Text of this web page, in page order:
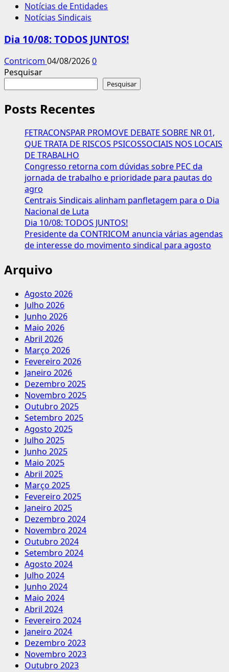
Notícias de Entidades
Notícias Sindicais
Dia 10/08: TODOS JUNTOS!
Contricom 04/08/20260
Pesquisar
Pesquisar
Posts Recentes
FETRACONSPAR PROMOVE DEBATE SOBRE NR 01,
QUE TRATA DE RISCOS PSICOSSOCIAIS NOS LOCAIS
DE TRABALHO
Congresso retorna com dúvidas sobre PEC da
jornada de trabalho e prioridade para pautas do
agro
Centrais Sindicais alinham panfletagem para o Dia
Nacional de Luta
Dia 10/08: TODOS JUNTOS!
Presidente da CONTRICOM anuncia várias agendas
de interesse do movimento sindical para agosto
Arquivo
Agosto 2026
Julho 2026
Junho 2026
Maio 2026
Abril 2026
Março 2026
Fevereiro 2026
Janeiro 2026
Dezembro 2025
Novembro 2025
Outubro 2025
Setembro 2025
Agosto 2025
Julho 2025
Junho 2025
Maio 2025
Abril 2025
Março 2025
Fevereiro 2025
Janeiro 2025
Dezembro 2024
Novembro 2024
Outubro 2024
Setembro 2024
Agosto 2024
Julho 2024
Junho 2024
Maio 2024
Abril 2024
Fevereiro 2024
Janeiro 2024
Dezembro 2023
Novembro 2023
Outubro 2023